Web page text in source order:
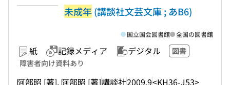
未成年(講談社文芸文庫 ; あB6)
紙 記録メディア デジタル
図書
障害者向け資料あり
阿部昭 [著], 阿部昭 [著]講談社2009.9<KH36-J53>
国立国会図書館 全国の図書館